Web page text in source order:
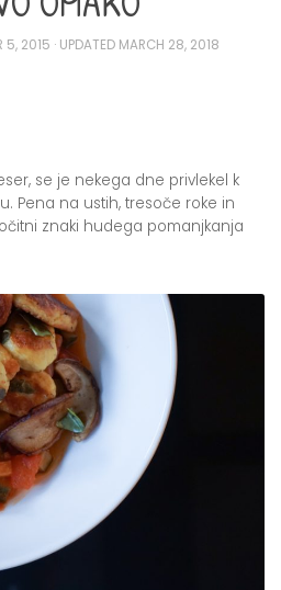
5, 2015 · UPDATED MARCH 28, 2018
se je nekega dne privlekel k
Pena na ustih, tresoče roke in
znaki hudega pomanjkanja